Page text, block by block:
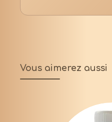
Vous aimerez aussi